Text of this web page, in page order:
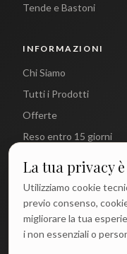
Tende e Bastoni
INFORMAZIONI
Chi Siamo
Tutti i Prodotti
Offerte
Reso entro 15 giorni
CONTATTI
+39 329 617 1194
La tua privacy
Utilizziamo cookie
previo consenso,
migliorare la tua
i non essenziali o